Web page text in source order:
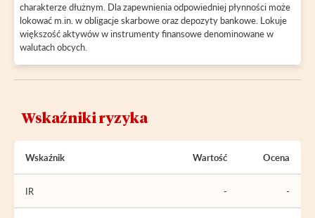
charakterze dłużnym. Dla zapewnienia odpowiedniej płynności może
lokować m.in. w obligacje skarbowe oraz depozyty bankowe. Lokuje
większość aktywów w instrumenty finansowe denominowane w
walutach obcych.
Wskaźniki ryzyka
Wskaźnik Wartość Ocena
IR - -